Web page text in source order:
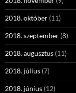
2018. október (11)
2018. szeptember (8)
2018. augusztus (11)
2018. július (7)
2018. június (12)